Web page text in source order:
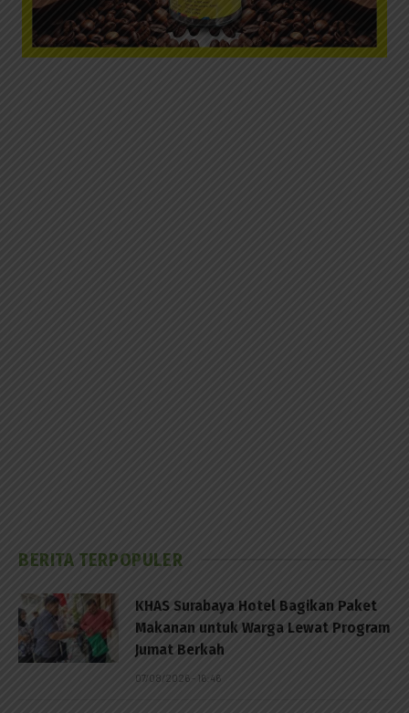
BERITA TERPOPULER
KHAS Surabaya Hotel Bagikan Paket
Makanan untuk Warga Lewat Program
Jumat Berkah
07/08/2026 - 16:46